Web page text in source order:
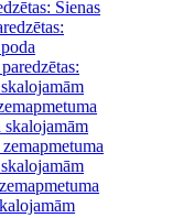
Sienas
skalojamām